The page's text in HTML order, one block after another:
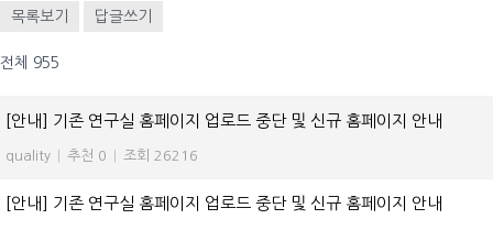
목록보기 답글쓰기
전체 955
[안내] 기존 연구실 홈페이지 업로드 중단 및 신규 홈페이지 안내
quality 추천 0 조회 26216
[안내] 기존 연구실 홈페이지 업로드 중단 및 신규 홈페이지 안내